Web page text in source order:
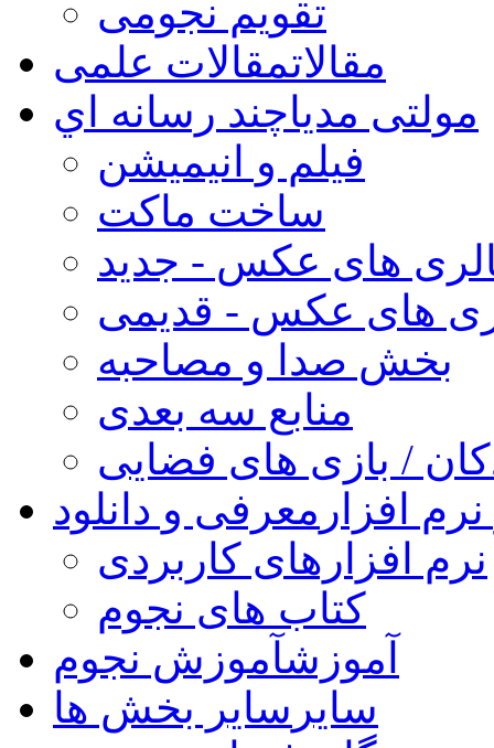
تقویم نجومی
مقالاتمقالات علمی
مولتی مدیاچند رسانه اي
فیلم و انیمیشن
ساخت ماکت
های عکس - جدید
های عکس - قدیمی
بخش صدا و مصاحبه
منابع سه بعدی
/ بازی های فضایی
افزار معرفی و دانلود
نرم افزارهای کاربردی
کتاب های نجوم
آموزشآموزش نجوم
سایر سایر بخش ها